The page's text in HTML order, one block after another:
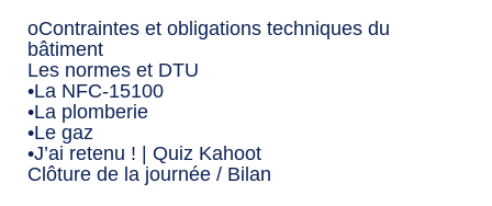
oContraintes et obligations techniques du
bâtiment
Les normes et DTU
•La NFC-15100
•La plomberie
•Le gaz
•J’ai retenu ! | Quiz Kahoot
Clôture de la journée / Bilan